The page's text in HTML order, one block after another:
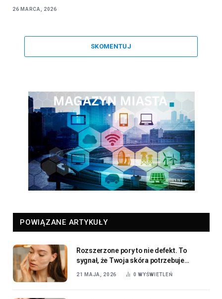
26 MARCA, 2026
SKOMENTUJ
POWIĄZANE ARTYKUŁY
Rozszerzone pory to nie defekt. To
sygnał, że Twoja skóra potrzebuje
konkretnego kremu
21 MAJA, 2026 0WYŚWIETLEŃ